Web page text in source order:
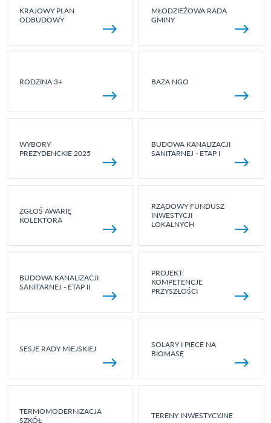
KRAJOWY PLAN
ODBUDOWY
MŁODZIEŻOWA RADA
GMINY
RODZINA 3+ BAZA NGO
WYBORY
PREZYDENCKIE 2025
BUDOWA KANALIZACJI
SANITARNEJ - ETAP I
ZGŁOŚ AWARIĘ
KOLEKTORA
RZĄDOWY FUNDUSZ
INWESTYCJI
LOKALNYCH
BUDOWA KANALIZACJI
SANITARNEJ - ETAP II
PROJEKT:
KOMPETENCJE
PRZYSZŁOŚCI
SESJE RADY MIEJSKIEJ
SOLARY I PIECE NA
BIOMASĘ
TERMOMODERNIZACJA
SZKÓŁ
TERENY INWESTYCYJNE